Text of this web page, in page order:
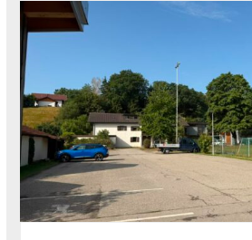
Use
the
left
and
right
arrow
keys
to
access
the
carousel